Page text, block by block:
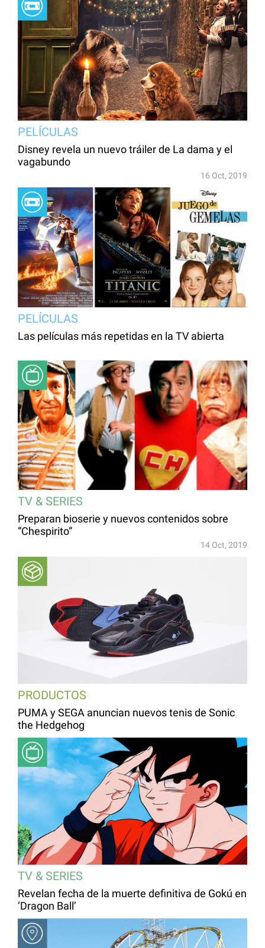
PELÍCULAS
Disney revela un nuevo tráiler de La dama y el
vagabundo
16 Oct, 2019
PELÍCULAS
Las películas más repetidas en la TV abierta
TV & SERIES
Preparan bioserie y nuevos contenidos sobre
“Chespirito”
14 Oct, 2019
PRODUCTOS
PUMA y SEGA anuncian nuevos tenis de Sonic
the Hedgehog
TV & SERIES
Revelan fecha de la muerte definitiva de Gokú en
‘Dragon Ball’